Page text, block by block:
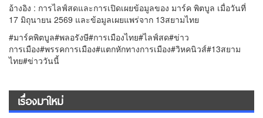
อ้างอิง : การไลฟ์สดและการเปิดเผยข้อมูลของ มาร์ค พิตบูล เมื่อวันที่
17 มิถุนายน 2569 และข้อมูลเผยแพร่จาก 13สยามไทย
#มาร์คพิตบูล#พลอรังษี#การเมืองไทย#ไลฟ์สด#ข่าว
การเมือง#พรรคการเมือง#แตกหักทางการเมือง#วิหคนิวส์#13สยาม
ไทย#ข่าววันนี้
เรื่องมาใหม่